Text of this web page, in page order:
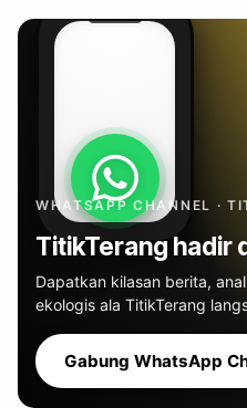
WHATSAPP CHANNEL ·
TitikTerang hadir
Dapatkan kilasan berita,
ekologis ala TitikTerang
Gabung WhatsApp